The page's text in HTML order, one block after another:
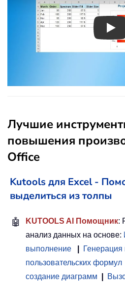
Play
Лучшие
повышения
Office
Kutools для Excel -
выделиться из толпы
🤖 KUTOOLS AI Помощник:
анализ данных на основе:
выполнение
Генерация
пользовательских формул
создание диаграмм